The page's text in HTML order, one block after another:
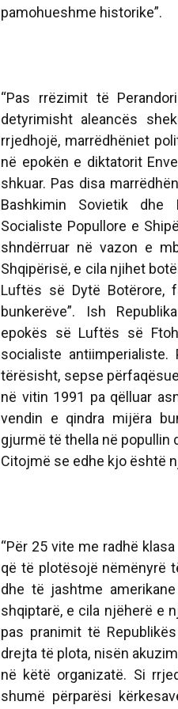
pamohueshme historike”.
“Pas rrëzimit të
detyrimisht aleancës
rrjedhojë, marrëdhëniet
në epokën e diktatorit
shkuar. Pas disa
Bashkimin Sovietik dhe
Socialiste Popullore e
shndërruar në vazon e
Shqipërisë, e cila njihet
Luftës së Dytë Botërore,
bunkerëve”. Ish
epokës së Luftës së
socialiste
tërësisht, sepse
në vitin 1991 pa qëlluar
vendin e qindra mijëra
gjurmë të thella në popullin
Citojmë se edhe kjo është
“Për 25 vite me radhë
që të plotësojë nëmënyrë
dhe të jashtme
shqiptarë, e cila njëherë e
pas pranimit të
drejta të plota, nisën
në këtë organizatë. Si
shumë përparësi